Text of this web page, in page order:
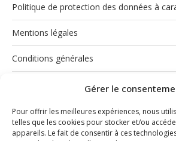
Gérer le
Pour offrir les meilleures expériences, nous
telles que les cookies pour stocker et/ou
appareils. Le fait de consentir à ces
Politique de protection des données à
Mentions légales
Conditions générales
Politique de cookies (UE)